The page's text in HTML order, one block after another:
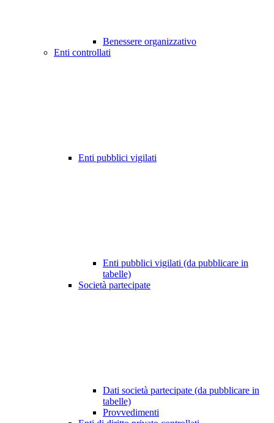
Benessere organizzativo
Enti controllati
Enti pubblici vigilati
Enti pubblici vigilati (da pubblicare in
tabelle)
Società partecipate
Dati società partecipate (da pubblicare in
tabelle)
Provvedimenti